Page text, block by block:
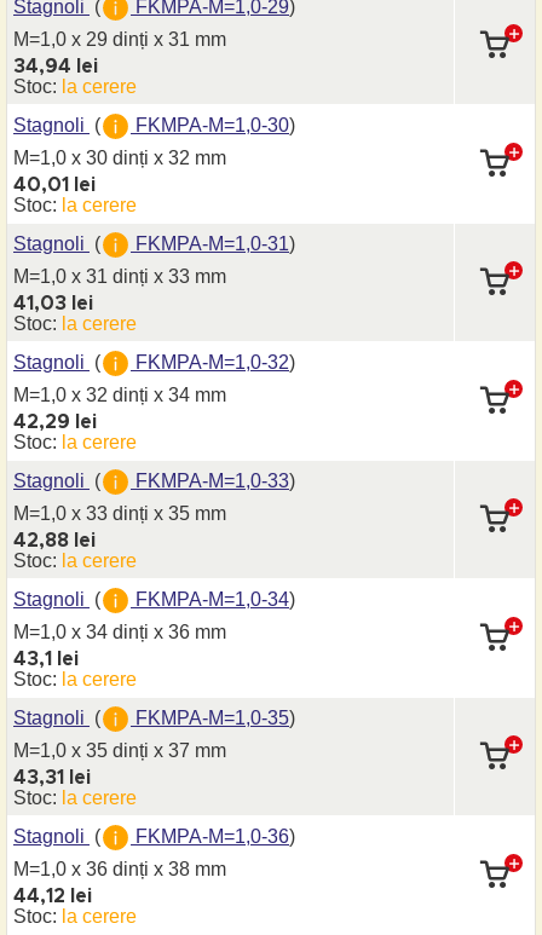
Stagnoli ( FKMPA-M=1,0-29)
M=1,0 x 29 dinți x 31 mm
34,94 lei
Stoc: la cerere
Stagnoli ( FKMPA-M=1,0-30)
M=1,0 x 30 dinți x 32 mm
40,01 lei
Stoc: la cerere
Stagnoli ( FKMPA-M=1,0-31)
M=1,0 x 31 dinți x 33 mm
41,03 lei
Stoc: la cerere
Stagnoli ( FKMPA-M=1,0-32)
M=1,0 x 32 dinți x 34 mm
42,29 lei
Stoc: la cerere
Stagnoli ( FKMPA-M=1,0-33)
M=1,0 x 33 dinți x 35 mm
42,88 lei
Stoc: la cerere
Stagnoli ( FKMPA-M=1,0-34)
M=1,0 x 34 dinți x 36 mm
43,1 lei
Stoc: la cerere
Stagnoli ( FKMPA-M=1,0-35)
M=1,0 x 35 dinți x 37 mm
43,31 lei
Stoc: la cerere
Stagnoli ( FKMPA-M=1,0-36)
M=1,0 x 36 dinți x 38 mm
44,12 lei
Stoc: la cerere